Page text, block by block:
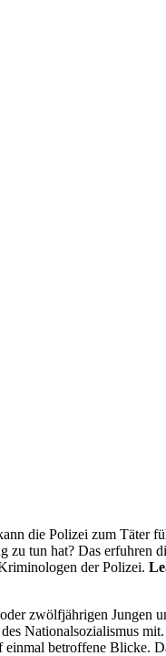
die Polizei zum Täter
tun hat? Das erfuhren
der Polizei.
zwölfjährigen Jungen
Nationalsozialismus
betroffene Blicke.